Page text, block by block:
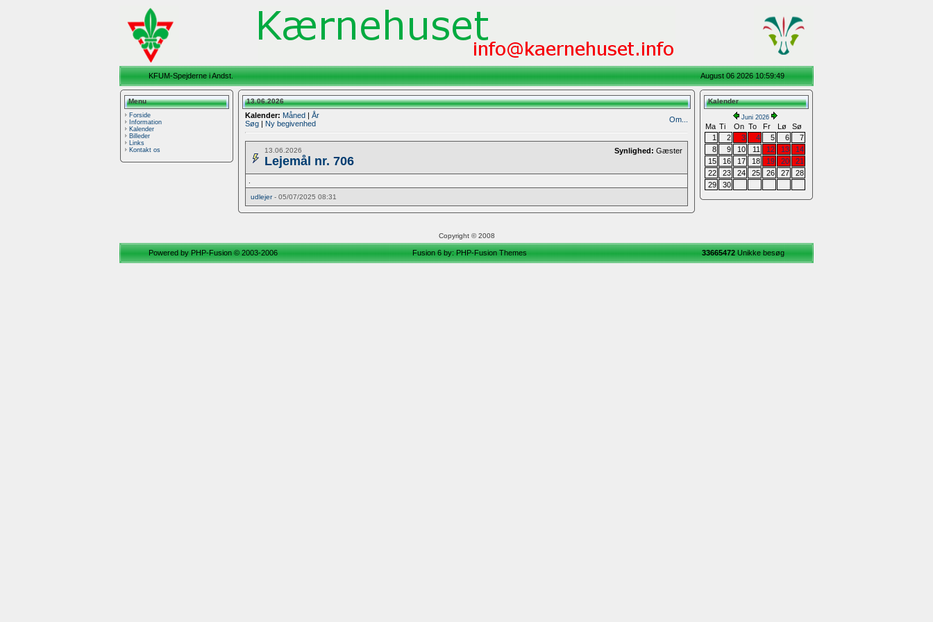
KFUM-Spejderne i Andst. August 06 2026 10:59:49
Menu
Forside
Information
Kalender
Billeder
Links
Kontakt os
13.06.2026
Kalender: Måned | År
Søg | Ny begivenhed Om...
13.06.2026
Lejemål nr. 706
Synlighed: Gæster
udlejer- 05/07/2025 08:31
Kalender
Juni 2026
Ma Ti On To Fr Lø
Sø
1
2 3 4 5 6
7
8
9 10 11 12 13
14
15
16 17 18 19 20
21
22
23 24 25 26 27
28
29
30
Copyright © 2008
Powered byPHP-Fusion© 2003-2006 Fusion 6 by:PHP-Fusion Themes 33665472Unikke besøg